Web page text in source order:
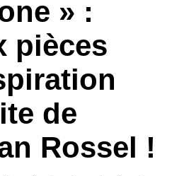
» :
pièces
de
Rossel !